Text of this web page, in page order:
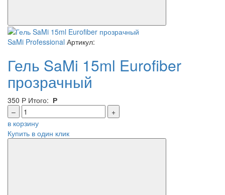
SaMi Professional Артикул:
Гель SaMi 15ml Eurofiber
прозрачный
350 Р Итого: Р
–
+
в корзину
Купить в один клик